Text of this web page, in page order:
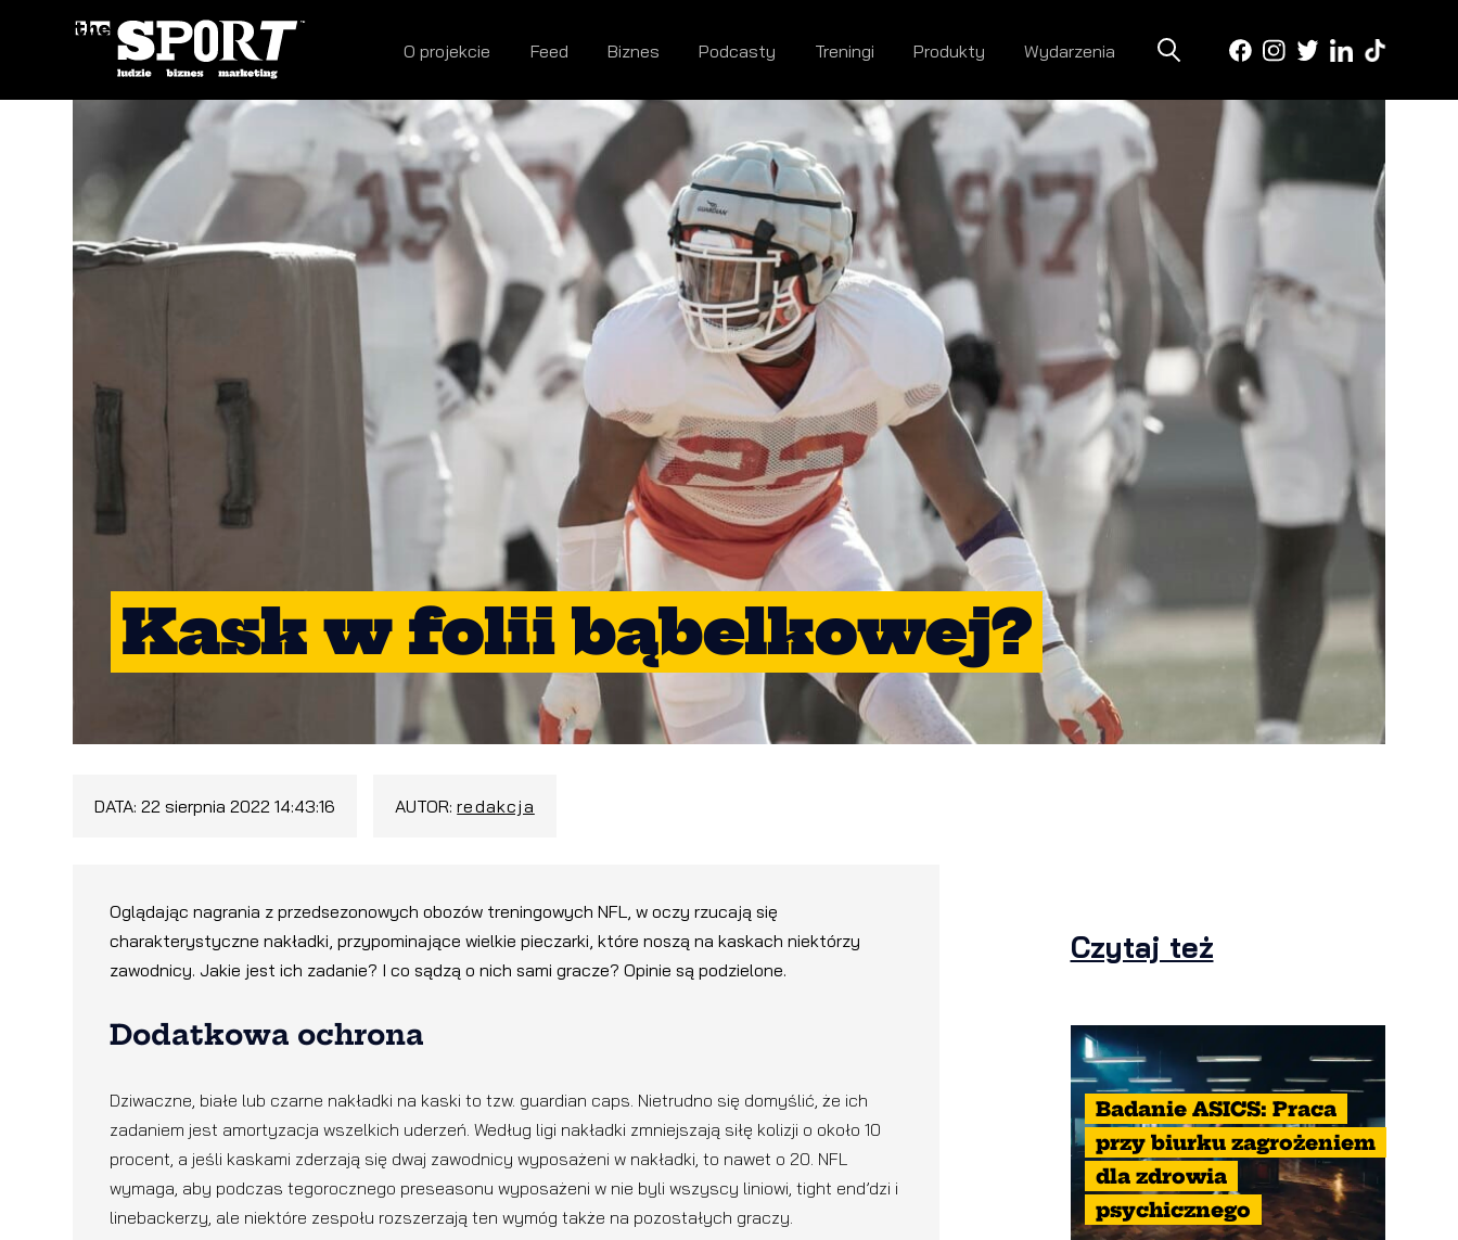
O projekcie Feed Biznes Podcasty Treningi Produkty Wydarzenia
Kask w folii bąbelkowej?
DATA:22 sierpnia 2022 14:43:16 AUTOR:redakcja
Oglądając nagrania z przedsezonowych obozów treningowych NFL, w oczy rzucają się
charakterystyczne nakładki, przypominające wielkie pieczarki, które noszą na kaskach niektórzy
zawodnicy. Jakie jest ich zadanie? I co sądzą o nich sami gracze? Opinie są podzielone.
Dodatkowa ochrona
Dziwaczne, białe lub czarne nakładki na kaski to tzw. guardian caps. Nietrudno się domyślić, że ich
zadaniem jest amortyzacja wszelkich uderzeń. Według ligi nakładki zmniejszają siłę kolizji o około 10
procent, a jeśli kaskami zderzają się dwaj zawodnicy wyposażeni w nakładki, to nawet o 20. NFL
wymaga, aby podczas tegorocznego preseasonu wyposażeni w nie byli wszyscy liniowi, tight end’dzi i
linebackerzy, ale niektóre zespołu rozszerzają ten wymóg także na pozostałych graczy.
Czytaj też
Badanie ASICS: Praca
przy biurku zagrożeniem
dla zdrowia
psychicznego